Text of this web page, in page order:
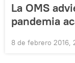
La OMS
pandemia
8 de febrero 2016,